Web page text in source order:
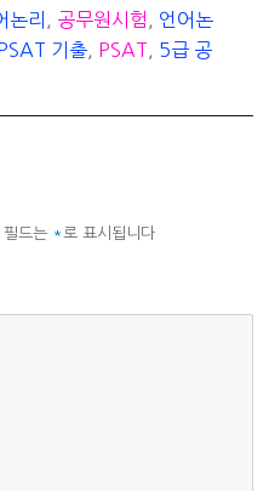
논리 공무원시험
언어논
기출 PSAT
5급 공
필드는 * 로 표시됩니다